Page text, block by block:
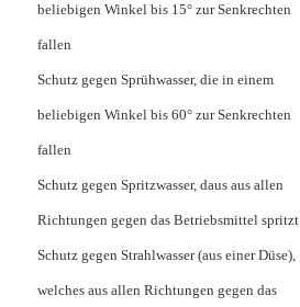
beliebigen Winkel bis 15° zur Senkrechten
fallen
Schutz gegen Sprühwasser, die in einem
beliebigen Winkel bis 60° zur Senkrechten
fallen
Schutz gegen Spritzwasser, daus aus allen
Richtungen gegen das Betriebsmittel spritzt
Schutz gegen Strahlwasser (aus einer Düse),
welches aus allen Richtungen gegen das